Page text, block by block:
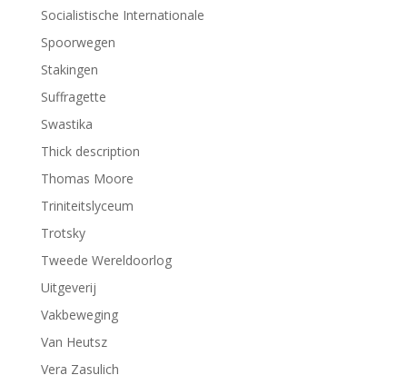
Socialistische Internationale
Spoorwegen
Stakingen
Suffragette
Swastika
Thick description
Thomas Moore
Triniteitslyceum
Trotsky
Tweede Wereldoorlog
Uitgeverij
Vakbeweging
Van Heutsz
Vera Zasulich